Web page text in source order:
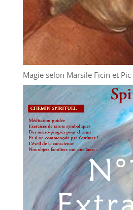
Magie selon Marsile Ficin et